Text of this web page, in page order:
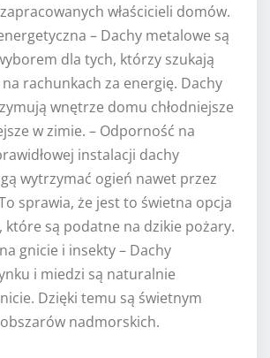
właścicieli domów.
– Dachy metalowe są
dla tych, którzy szukają
rachunkach za energię. Dachy
wnętrze domu chłodniejsze
w zimie. – Odporność na
instalacji dachy
wytrzymać ogień nawet przez
sprawia, że jest to świetna opcja
które są podatne na dzikie pożary.
gnicie i insekty – Dachy
i miedzi są naturalnie
Dzięki temu są świetnym
nadmorskich.